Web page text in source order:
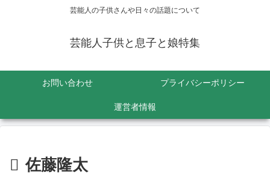
芸能人の子供さんや日々の話題について
芸能人子供と息子と娘特集
お問い合わせ プライバシーポリシー
運営者情報
佐藤隆太